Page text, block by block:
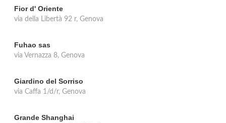
Fior d' Oriente
via della Libertà 92 r, Genova
Fuhao sas
via Vernazza 8, Genova
Giardino del Sorriso
via Caffa 1/d/r, Genova
Grande Shanghai